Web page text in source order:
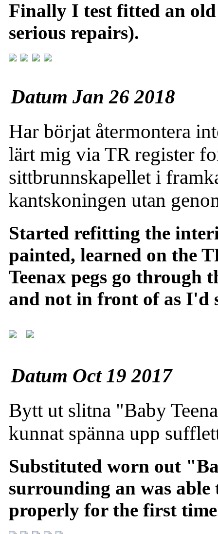
Finally I test fitted an
serious repairs).
Datum Jan 26 2018
Har börjat återmontera
lärt mig via TR register
sittbrunnskapellet i
kantskoningen utan
Started refitting the
painted, learned on the
Teenax pegs go through
and not in front of as I'd
Datum Oct 19 2017
Bytt ut slitna "Baby
kunnat spänna upp
Substituted worn out
surrounding an was
properly for the first